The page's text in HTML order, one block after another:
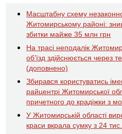
Масштабну схему
Житомирському районі:
збитки майже 35 млн грн
На трасі неподалік
об’їзд здійснюється через
(доповнено)
Збирався користуватись
райцентрі Житомирської
причетного до крадіжки з
У Житомирській області
краси вкрала сумку з 24